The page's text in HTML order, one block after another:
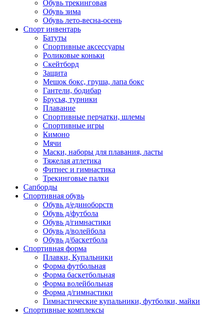
Обувь трекинговая
Обувь зима
Обувь лето-весна-осень
Спорт инвентарь
Батуты
Спортивные аксессуары
Роликовые коньки
Скейтборд
Защита
Мешок бокс, груша, лапа бокс
Гантели, бодибар
Брусья, турники
Плавание
Спортивные перчатки, шлемы
Спортивные игры
Кимоно
Мячи
Маски, наборы для плавания, ласты
Тяжелая атлетика
Фитнес и гимнастика
Трекинговые палки
Сапборды
Спортивная обувь
Обувь д/единоборств
Обувь д/футбола
Обувь д/гимнастики
Обувь д/волейбола
Обувь д/баскетбола
Спортивная форма
Плавки, Купальники
Форма футбольная
Форма баскетбольная
Форма волейбольная
Форма д/гимнастики
Гимнастические купальники, футболки, майки
Спортивные комплексы